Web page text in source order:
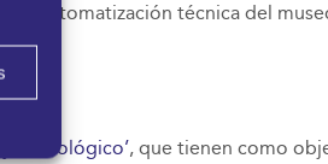
la automatización técnica del
Tecnológico’, que tienen como